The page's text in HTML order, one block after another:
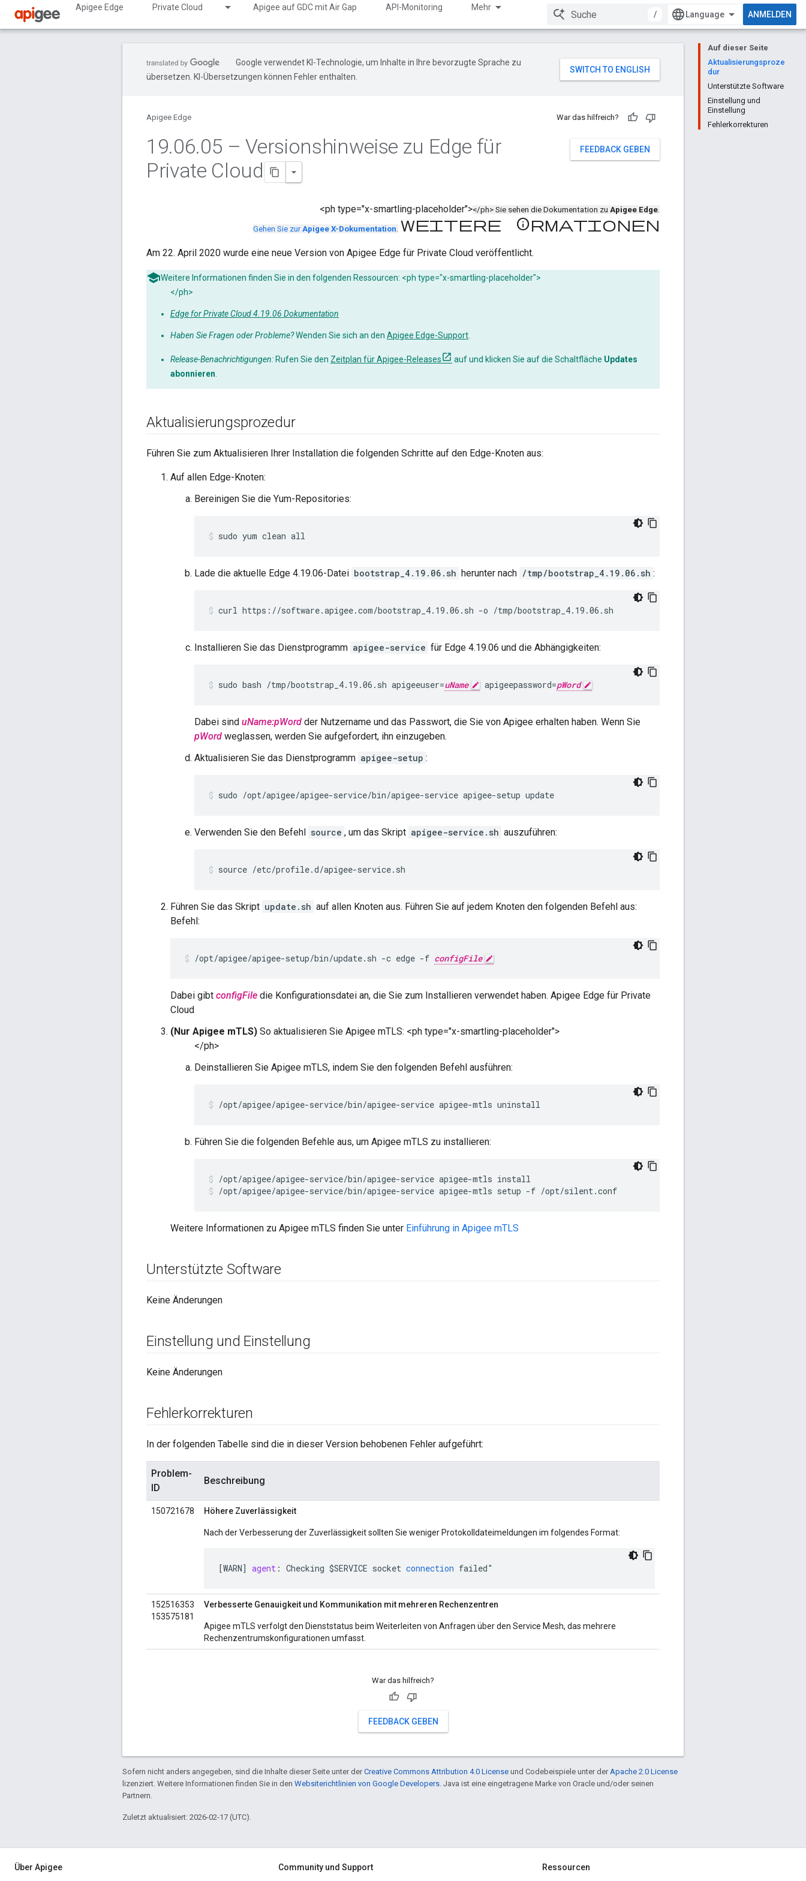
Apigee Edge Private Cloud Apigee auf GDC mit Air Gap API-Monitoring Mehr
/ ANMELDEN
Auf dieser Seite
Aktualisierungsproze
dur
Unterstützte Software
Einstellung und
Einstellung
Fehlerkorrekturen
Google verwendet KI-Technologie, um Inhalte in Ihre bevorzugte Sprache zu
übersetzen. KI-Übersetzungen können Fehler enthalten.
Apigee Edge War das hilfreich?
FEEDBACK GEBEN
19.06.05 – Versionshinweise zu Edge für
Private Cloud
<ph type="x-smartling-placeholder"></ph> Sie sehen die Dokumentation zu Apigee Edge.
Gehen Sie zurApigee X-Dokumentation. Weitere Informationen
Am 22. April 2020 wurde eine neue Version von Apigee Edge für Private Cloud veröffentlicht.
Weitere Informationen finden Sie in den folgenden Ressourcen: <ph type="x-smartling-placeholder">
</ph>
Edge for Private Cloud 4.19.06 Dokumentation
Haben Sie Fragen oder Probleme?Wenden Sie sich an den Apigee Edge-Support
Release-Benachrichtigungen: Rufen Sie den Zeitplan für Apigee-Releases auf und klicken Sie auf die Schaltfläche Updates
abonnieren
Aktualisierungsprozedur
Führen Sie zum Aktualisieren Ihrer Installation die folgenden Schritte auf den Edge-Knoten aus:
Auf allen Edge-Knoten:
Bereinigen Sie die Yum-Repositories:
sudo yum clean all
Lade die aktuelle Edge 4.19.06-Datei bootstrap_4.19.06.sh herunter nach /tmp/bootstrap_4.19.06.sh :
curl https://software.apigee.com/bootstrap_4.19.06.sh -o /tmp/bootstrap_4.19.06.sh
Installieren Sie das Dienstprogramm apigee-service für Edge 4.19.06 und die Abhängigkeiten:
sudo bash /tmp/bootstrap_4.19.06.sh apigeeuser=uName apigeepassword=pWord
Dabei sind uName:pWord der Nutzername und das Passwort, die Sie von Apigee erhalten haben. Wenn Sie
pWord weglassen, werden Sie aufgefordert, ihn einzugeben.
Aktualisieren Sie das Dienstprogramm apigee-setup :
sudo /opt/apigee/apigee-service/bin/apigee-service apigee-setup update
Verwenden Sie den Befehl source , um das Skript apigee-service.sh auszuführen:
source /etc/profile.d/apigee-service.sh
Führen Sie das Skript update.sh auf allen Knoten aus. Führen Sie auf jedem Knoten den folgenden Befehl aus:
Befehl:
/opt/apigee/apigee-setup/bin/update.sh -c edge -f configFile
Dabei gibt configFile die Konfigurationsdatei an, die Sie zum Installieren verwendet haben. Apigee Edge für Private
Cloud
(Nur Apigee mTLS) So aktualisieren Sie Apigee mTLS: <ph type="x-smartling-placeholder">
</ph>
Deinstallieren Sie Apigee mTLS, indem Sie den folgenden Befehl ausführen:
/opt/apigee/apigee-service/bin/apigee-service apigee-mtls uninstall
Führen Sie die folgenden Befehle aus, um Apigee mTLS zu installieren:
/opt/apigee/apigee-service/bin/apigee-service apigee-mtls setup -f /opt/silent.conf
Weitere Informationen zu Apigee mTLS finden Sie unter Einführung in Apigee mTLS
Unterstützte Software
Keine Änderungen
Einstellung und Einstellung
Keine Änderungen
Fehlerkorrekturen
In der folgenden Tabelle sind die in dieser Version behobenen Fehler aufgeführt:
Problem-
ID
Beschreibung
150721678 Höhere Zuverlässigkeit
Nach der Verbesserung der Zuverlässigkeit sollten Sie weniger Protokolldateimeldungen im folgendes Format:
[WARN] agent : Checking $SERVICE socket connection failed"
152516353
153575181
Verbesserte Genauigkeit und Kommunikation mit mehreren Rechenzentren
Apigee mTLS verfolgt den Dienststatus beim Weiterleiten von Anfragen über den Service Mesh, das mehrere
Rechenzentrumskonfigurationen umfasst.
War das hilfreich?
FEEDBACK GEBEN
Sofern nicht anders angegeben, sind die Inhalte dieser Seite unter derCreative Commons Attribution 4.0 License und Codebeispiele unter derApache 2.0 License
lizenziert. Weitere Informationen finden Sie in den Websiterichtlinien von Google Developers. Java ist eine eingetragene Marke von Oracle und/oder seinen
Partnern.
Zuletzt aktualisiert: 2026-02-17 (UTC).
Über Apigee Community und Support Ressourcen